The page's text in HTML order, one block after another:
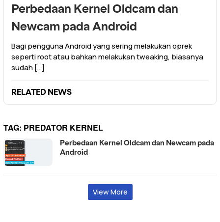
Perbedaan Kernel Oldcam dan
Newcam pada Android
Bagi pengguna Android yang sering melakukan oprek
seperti root atau bahkan melakukan tweaking, biasanya
sudah […]
RELATED NEWS
TAG: PREDATOR KERNEL
Perbedaan Kernel Oldcam dan Newcam pada
Android
View More